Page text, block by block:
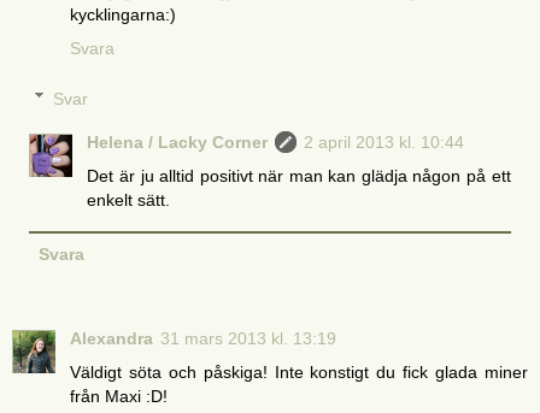
kycklingarna:)
Svara
Svar
Helena / Lacky Corner
2 april 2013 kl. 10:44
Det är ju alltid positivt när man kan glädja någon på ett
enkelt sätt.
Svara
Alexandra 31 mars 2013 kl. 13:19
Väldigt söta och påskiga! Inte konstigt du fick glada miner
från Maxi :D!